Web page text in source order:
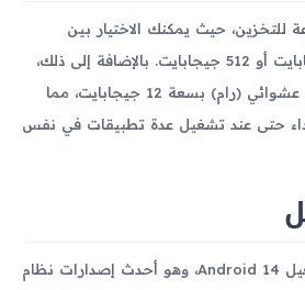
للتخزين، حيث يمكنك الاختيار بين
نسختين بسعة 256 جيجابايت أو 512 جيجابايت. بالإضافة إلى ذلك،
يأتي الجهاز بذاكرة وصول عشوائي (رام) بسعة 12 جيجابايت، مما
حتى عند تشغيل عدة تطبيقات في نفس
يعمل الجهاز بنظام التشغيل Android 14، وهو أحدث إصدارات نظام